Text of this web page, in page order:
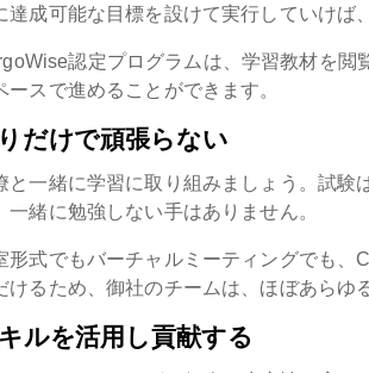
達成可能な目標を設けて実行していけば
認定プログラムは、学習教材を閲
ースで進めることができます。
だけで頑張らない
と一緒に学習に取り組みましょう。試
一緒に勉強しない手はありません。
形式でもバーチャルミーティングでも、
けるため、御社のチームは、ほぼあらゆ
ルを活用し貢献する